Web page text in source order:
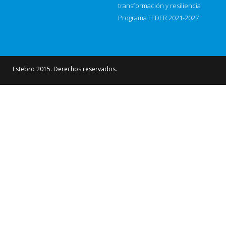
transformación y resiliencia
Programa FEDER 2021-2027
Estebro 2015. Derechos reservados.